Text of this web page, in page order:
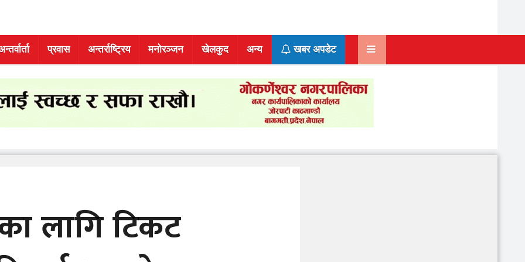
प्रवास अन्तर्राष्ट्रिय मनोरञ्जन खेलकुद अन्य खबर अपडेट
लागि टिकट